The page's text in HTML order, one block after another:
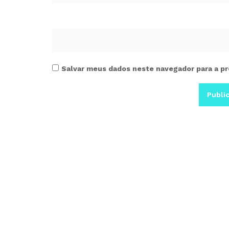
Salvar meus dados neste navegador para a